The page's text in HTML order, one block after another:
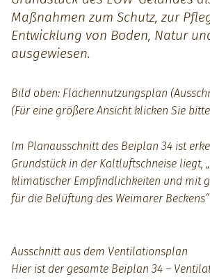
Maßnahmen zum Schutz, zur
Entwicklung von Boden, Natur
ausgewiesen.
Bild oben: Flächennutzungsplan
(Für eine größere Ansicht klicken Sie
Im Planausschnitt des Beiplan 34 ist
Grundstück in der Kaltluftschneise liegt,
klimatischer Empfindlichkeiten und mit
für die Belüftung des Weimarer Beckens“
Ausschnitt aus dem Ventilationsplan
Hier ist der gesamte Beiplan 34 –